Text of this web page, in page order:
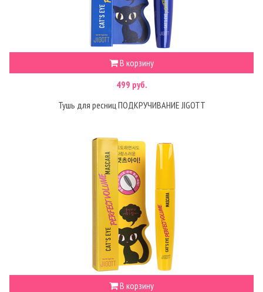
В корзину
499 руб.
Тушь для ресниц ПОДКРУЧИВАНИЕ JIGOTT
В корзину